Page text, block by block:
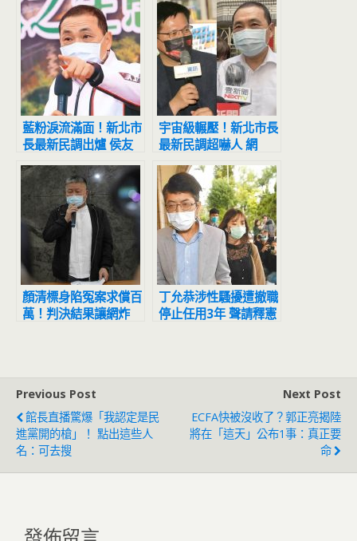
藍粉淚流滿面！新北市
長最新民調出爐 侯友
宜超震撼
宇宙級輾壓！新北市長
最新民調超嚇人 網
驚：滅亡計畫開始
顏清標身陷冤案求償百
萬！判決結果讓網炸
丁允恭涉性騷擾遭撤職
停止任用3年 聲請釋憲
Previous Post
館長直播驚爆「我認定是民
進黨開的槍」！ 點出這些人
名：可去搜
Next Post
ECFA快被沒收了？郭正亮揭陸
將在「這天」公布1事：真正要
命